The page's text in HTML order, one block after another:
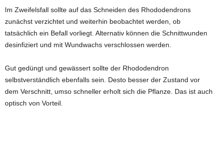
Im Zweifelsfall sollte auf das Schneiden des Rhododendrons
zunächst verzichtet und weiterhin beobachtet werden, ob
tatsächlich ein Befall vorliegt. Alternativ können die Schnittwunden
desinfiziert und mit Wundwachs verschlossen werden.
Gut gedüngt und gewässert sollte der Rhododendron
selbstverständlich ebenfalls sein. Desto besser der Zustand vor
dem Verschnitt, umso schneller erholt sich die Pflanze. Das ist auch
optisch von Vorteil.